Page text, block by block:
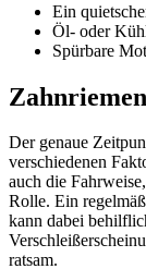
Ein
Öl- oder
Spürbare
Der genaue
verschiedenen
auch die
Rolle. Ein
kann dabei
ratsam.